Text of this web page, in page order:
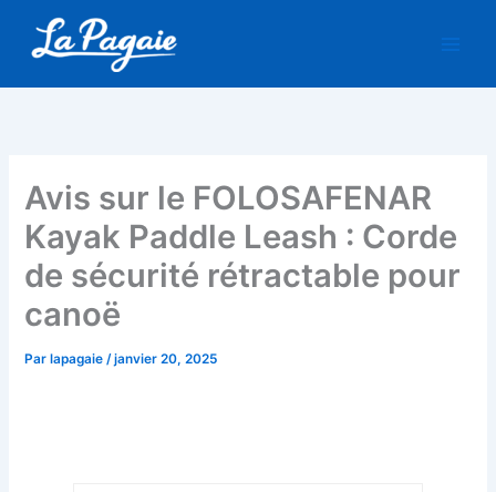
contenu
Avis sur le FOLOSAFENAR
Kayak Paddle Leash : Corde
de sécurité rétractable pour
canoë
Par lapagaie/janvier 20, 2025